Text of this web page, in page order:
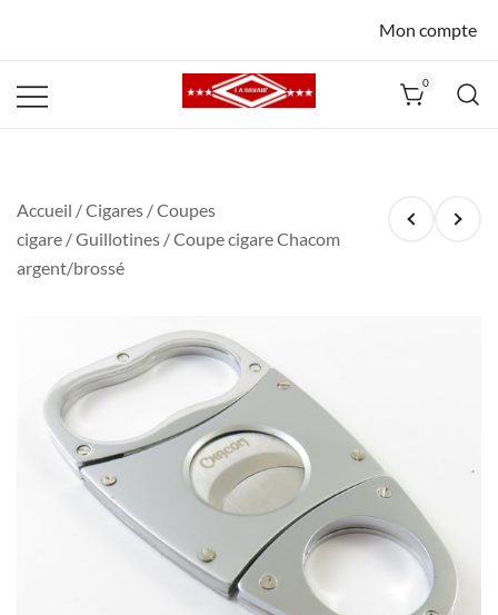
Mon compte
0
Accueil /Cigares /Coupes
cigare /Guillotines / Coupe cigare Chacom
argent/brossé